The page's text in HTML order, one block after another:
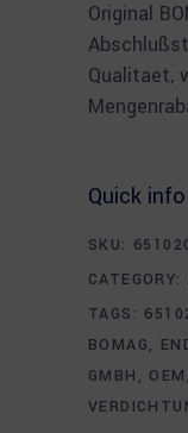
Original
Qualitaet,
Quick info
SKU:
CATEGORY:
TAGS:
BOMAG,
GMBH , OEM